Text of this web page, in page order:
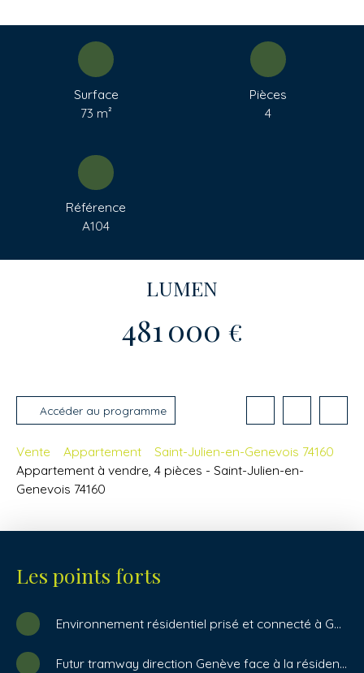
Surface
73 m²
Pièces
4
Référence
A104
LUMEN
481 000 €
Accéder au programme
Vente Appartement
Saint-Julien-en-Genevois 74160
Appartement à vendre, 4 pièces - Saint-Julien-en-
Genevois 74160
Les points forts
Environnement résidentiel prisé et connecté à Genève.
Futur tramway direction Genève face à la résidence (2028)